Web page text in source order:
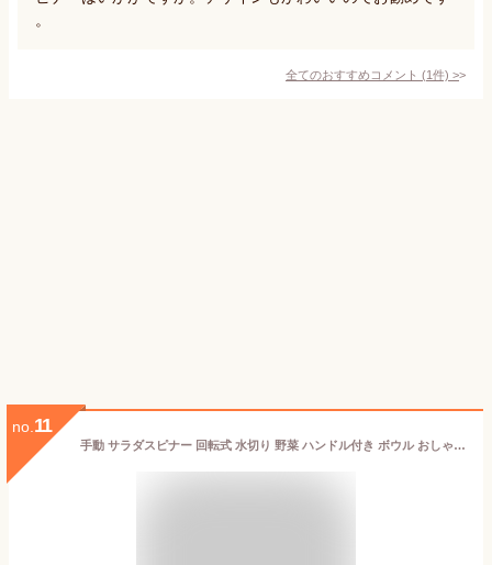
。
全てのおすすめコメント (1件) >
no. 11
手動 サラダスピナー 回転式 水切り 野菜 ハンドル付き ボウル おしゃれ 食洗機対応 キッチンツール キッチン 水切り器